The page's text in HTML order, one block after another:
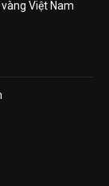
Việt Nam